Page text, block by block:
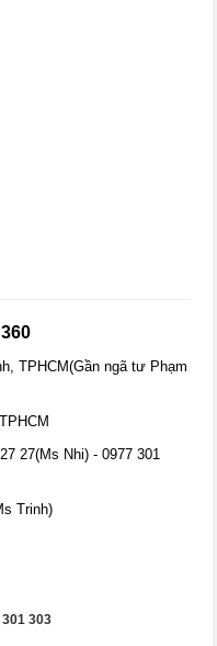
TPHCM(Gần ngã tư Phạm
27(Ms Nhi) - 0977 301
Trinh)
303